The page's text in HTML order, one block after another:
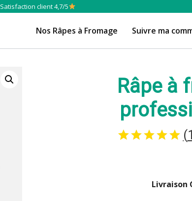
Satisfaction client 4,7/5
Nos Râpes à Fromage Suivre ma
Râpe à
basé
(1
Livraison